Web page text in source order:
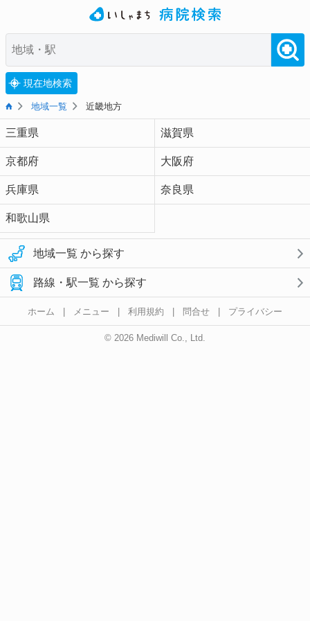
現在地検索
地域一覧 近畿地方
三重県 滋賀県
京都府 大阪府
兵庫県 奈良県
和歌山県
地域一覧 から探す
路線・駅一覧 から探す
ホーム | メニュー | 利用規約 | 問合せ | プライバシー
© 2026 Mediwill Co., Ltd.